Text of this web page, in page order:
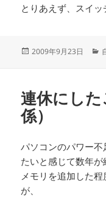
とりあえず、スイッ
投
2009年9月23日
連休にし
係）
パソコンのパワー
たいと感じて数年が
メモリを追加した
が、